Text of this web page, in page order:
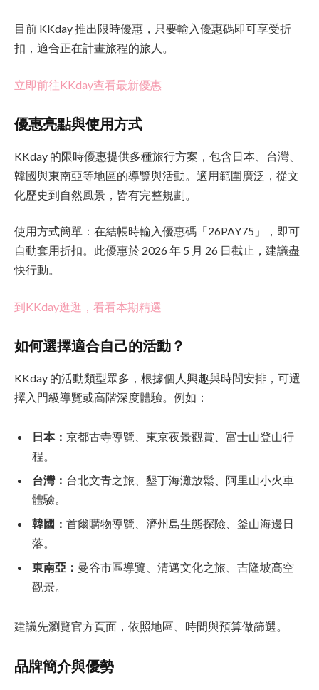
目前 KKday 推出限時優惠，只要輸入優惠碼即可享受折
扣，適合正在計畫旅程的旅人。
立即前往KKday查看最新優惠
優惠亮點與使用方式
KKday 的限時優惠提供多種旅行方案，包含日本、台灣、
韓國與東南亞等地區的導覽與活動。適用範圍廣泛，從文
化歷史到自然風景，皆有完整規劃。
使用方式簡單：在結帳時輸入優惠碼「26PAY75」，即可
自動套用折扣。此優惠於 2026 年 5 月 26 日截止，建議盡
快行動。
到KKday逛逛，看看本期精選
如何選擇適合自己的活動？
KKday 的活動類型眾多，根據個人興趣與時間安排，可選
擇入門級導覽或高階深度體驗。例如：
日本： 京都古寺導覽、東京夜景觀賞、富士山登山行
程。
台灣： 台北文青之旅、墾丁海灘放鬆、阿里山小火車
體驗。
韓國： 首爾購物導覽、濟州島生態探險、釜山海邊日
落。
東南亞： 曼谷市區導覽、清邁文化之旅、吉隆坡高空
觀景。
建議先瀏覽官方頁面，依照地區、時間與預算做篩選。
品牌簡介與優勢